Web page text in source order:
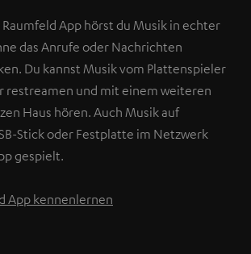
App hörst du Musik in echter
das Anrufe oder Nachrichten
Du kannst Musik vom Plattenspieler
restreamen und mit einem weiteren
Haus hören. Auch Musik auf
Stick oder Festplatte im Netzwerk
gespielt.
App kennenlernen